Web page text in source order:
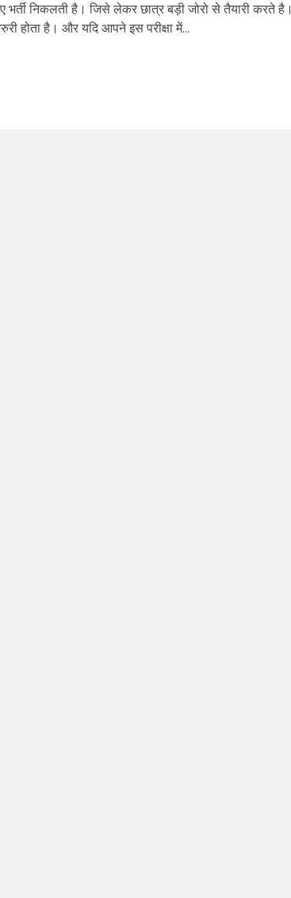
निकलती है। जिसे लेकर छात्र बड़ी जोरो से तैयारी करते है।
होता है। और यदि आपने इस परीक्षा में...